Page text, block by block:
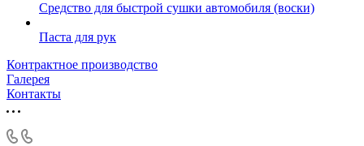
Средство для быстрой сушки автомобиля (воски)
Паста для рук
Контрактное производство
Галерея
Контакты